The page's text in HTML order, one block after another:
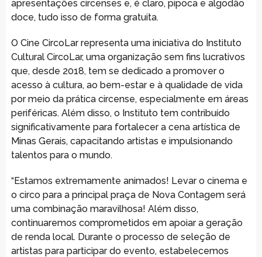
apresentações circenses e, é claro, pipoca e algodão
doce, tudo isso de forma gratuita.
O Cine CircoLar representa uma iniciativa do Instituto
Cultural CircoLar, uma organização sem fins lucrativos
que, desde 2018, tem se dedicado a promover o
acesso à cultura, ao bem-estar e à qualidade de vida
por meio da prática circense, especialmente em áreas
periféricas. Além disso, o Instituto tem contribuído
significativamente para fortalecer a cena artística de
Minas Gerais, capacitando artistas e impulsionando
talentos para o mundo.
“Estamos extremamente animados! Levar o cinema e
o circo para a principal praça de Nova Contagem será
uma combinação maravilhosa! Além disso,
continuaremos comprometidos em apoiar a geração
de renda local. Durante o processo de seleção de
artistas para participar do evento, estabelecemos